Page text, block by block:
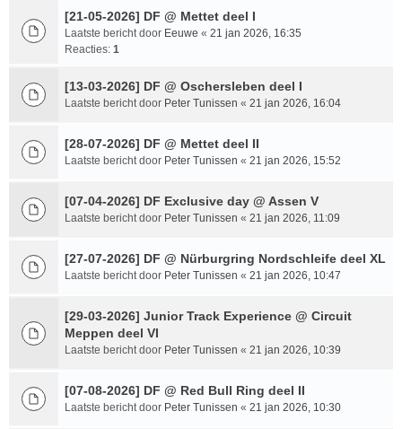
[21-05-2026] DF @ Mettet deel I
Laatste bericht door Eeuwe « 21 jan 2026, 16:35
Reacties: 1
[13-03-2026] DF @ Oschersleben deel I
Laatste bericht door Peter Tunissen « 21 jan 2026, 16:04
[28-07-2026] DF @ Mettet deel II
Laatste bericht door Peter Tunissen « 21 jan 2026, 15:52
[07-04-2026] DF Exclusive day @ Assen V
Laatste bericht door Peter Tunissen « 21 jan 2026, 11:09
[27-07-2026] DF @ Nürburgring Nordschleife deel XL
Laatste bericht door Peter Tunissen « 21 jan 2026, 10:47
[29-03-2026] Junior Track Experience @ Circuit
Meppen deel VI
Laatste bericht door Peter Tunissen « 21 jan 2026, 10:39
[07-08-2026] DF @ Red Bull Ring deel II
Laatste bericht door Peter Tunissen « 21 jan 2026, 10:30